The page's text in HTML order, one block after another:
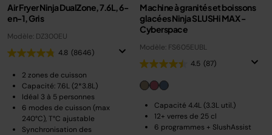
Air Fryer Ninja DualZone, 7.6L, 6-
en-1, Gris
Modèle: DZ300EU
4.8 (8646)
2 zones de cuisson
Capacité: 7.6L (2*3.8L)
Idéal 3 à 5 personnes
6 modes de cuisson (max
240°C), T°C ajustable
Synchronisation des
Machine à granités et boissons
glacées Ninja SLUSHi MAX -
Cyberspace
Modèle: FS605EUBL
4.5 (87)
Capacité 4.4L (3.3L util.)
12+ verres de 25 cl
6 programmes + SlushAssist